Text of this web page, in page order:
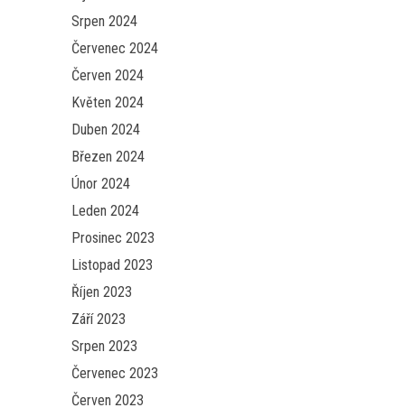
Srpen 2024
Červenec 2024
Červen 2024
Květen 2024
Duben 2024
Březen 2024
Únor 2024
Leden 2024
Prosinec 2023
Listopad 2023
Říjen 2023
Září 2023
Srpen 2023
Červenec 2023
Červen 2023